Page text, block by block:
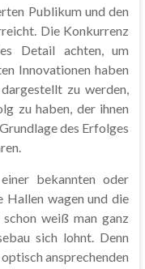
Publikum und den
Die Konkurrenz
Detail achten, um
Innovationen haben
zu werden,
zu haben, der ihnen
des Erfolges
bekannten oder
Hallen wagen und die
weiß man ganz
sich lohnt. Denn
ansprechenden